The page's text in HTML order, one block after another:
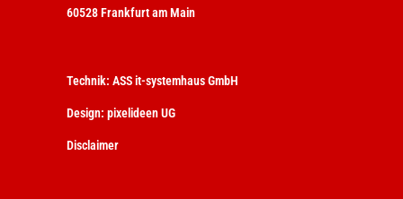
60528 Frankfurt am Main
Technik: ASS it-systemhaus GmbH
Design: pixelideen UG
Disclaimer